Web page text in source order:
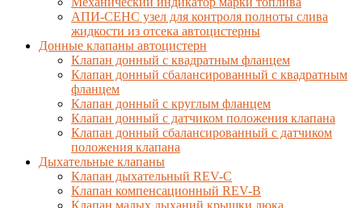
АПИ-СЕНС узел для контроля полноты слива
жидкости из отсека автоцистерны
Донные клапаны автоцистерн
Клапан донный с квадратным фланцем
Клапан донный сбалансированный с квадратным
фланцем
Клапан донный с круглым фланцем
Клапан донный с датчиком положения клапана
Клапан донный сбалансированный с датчиком
положения клапана
Дыхательные клапаны
Клапан дыхательный REV-C
Клапан компенсационный REV-B
Клапан малых дыханий крышки люка